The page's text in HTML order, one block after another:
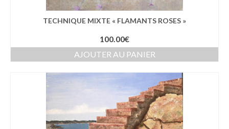
TECHNIQUE MIXTE « FLAMANTS ROSES »
100.00€
AJOUTER AU PANIER